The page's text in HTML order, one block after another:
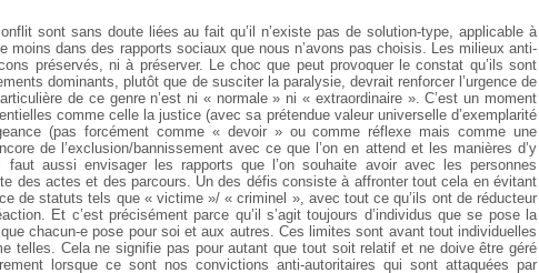
sont sans douteliées au fait qu’il n’existe pas de solution-type, applicable à
moins dans des rapports sociaux que nous n’avons pas choisis. Les milieux anti-
préservés, ni à préserver. Le choc que peut provoquerle constat qu’ils sont
dominants, plutôt que de susciter la paralysie, devrait renforcer l’urgence de
de ce genre n’est ni « normale » ni « extraordinaire ». C’est un moment
comme celle la justice (avec saprétendue valeur universelle d’exemplarité
(pas forcément comme « devoir » ou comme réflexe mais comme une
de l’exclusion/bannissement avec ce que l’on en attend et les manières d’y
faut aussi envisagerles rapports que l’on souhaite avoir avec les personnes
des actes et des parcours. Un des défis consiste à affronter tout cela enévitant
de statuts tels que « victime »/ « criminel », avec tout ce qu’ils ont de réducteur
Et c’est précisément parce qu’il s’agit toujours d’individus que se pose la
que chacun-e pose pour soi et aux autres. Ces limites sont avant tout individuelles
telles. Cela ne signifie pas pour autant que toutsoit relatif et ne doive être géré
lorsque ce sont nos convictions anti-autoritaires qui sont attaquées par